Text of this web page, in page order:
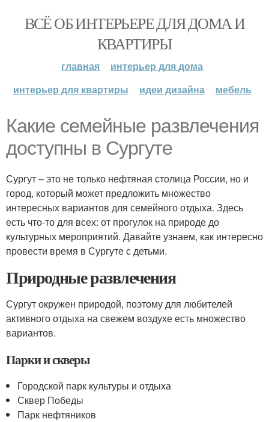
ВСЁ ОБ ИНТЕРЬЕРЕ ДЛЯ ДОМА И
КВАРТИРЫ
главная
интерьер для дома
интерьер для квартиры
идеи дизайна мебель
Какие семейные развлечения
доступны в Сургуте
Сургут – это не только нефтяная столица России, но и
город, который может предложить множество
интересных вариантов для семейного отдыха. Здесь
есть что-то для всех: от прогулок на природе до
культурных мероприятий. Давайте узнаем, как интересно
провести время в Сургуте с детьми.
Природные развлечения
Сургут окружен природой, поэтому для любителей
активного отдыха на свежем воздухе есть множество
вариантов.
Парки и скверы
Городской парк культуры и отдыха
Сквер Победы
Парк нефтяников